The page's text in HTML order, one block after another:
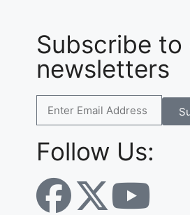
Subscribe
newsletters
Follow Us: